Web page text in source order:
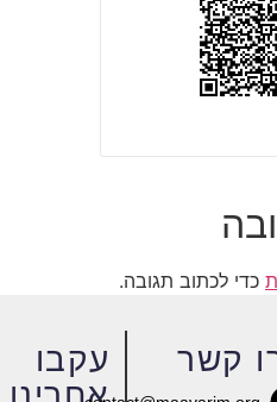
כדי לכתוב תגובה.
עקבו
קשר